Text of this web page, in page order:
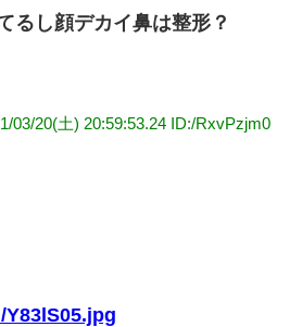
るし顔デカイ鼻は整形？
03/20(土) 20:59:53.24 ID:/RxvPzjm0